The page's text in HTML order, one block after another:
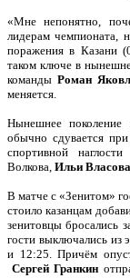
«Мне непонятно,
лидерам чемпионата,
поражения в Казани
таком ключе в
команды Роман
меняется.
Нынешнее поколение
обычно сдувается
спортивной
Волкова, Ильи Власова
В матче с «Зенитом»
стоило казанцам
зенитовцы бросались
гости выключались из
и 12:25. Причём
Сергей Гранкин